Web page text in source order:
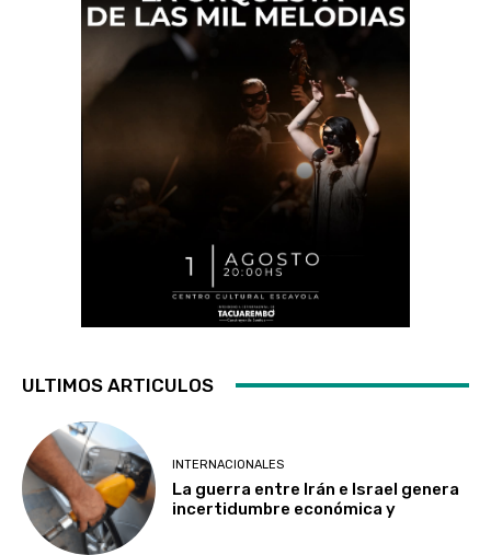
ULTIMOS ARTICULOS
INTERNACIONALES
La guerra entre Irán e Israel genera
incertidumbre económica y